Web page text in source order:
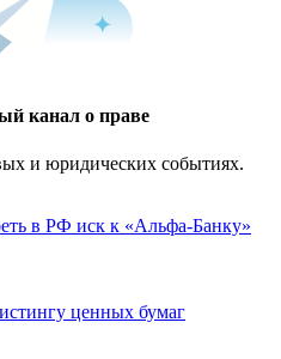
канал о праве
и юридических событиях.
в РФ иск к «Альфа-Банку»
ценных бумаг